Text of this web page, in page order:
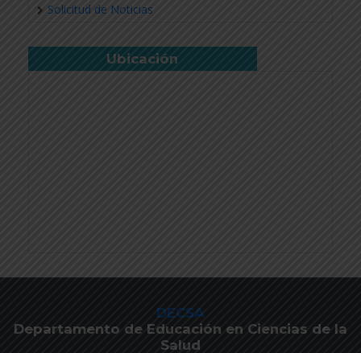
Solicitud de Noticias
Ubicación
DECSA
Departamento de Educación en Ciencias de la
Salud